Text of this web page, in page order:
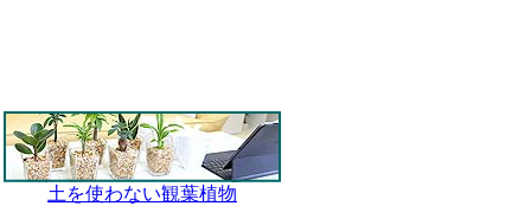
土を使わない観葉植物